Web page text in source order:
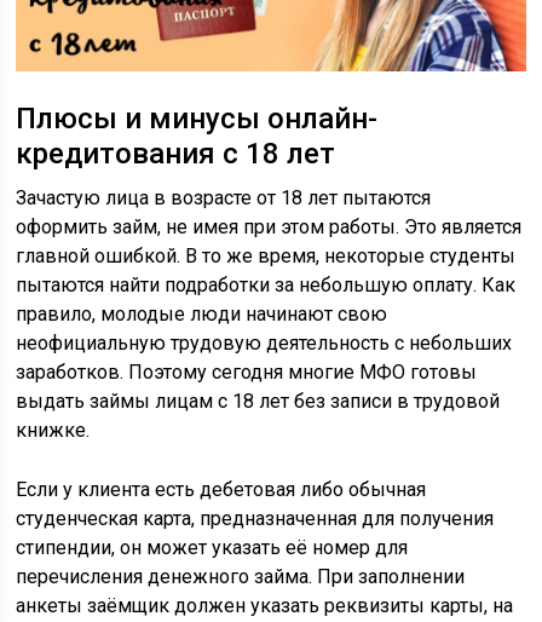
Плюсы и минусы онлайн-
кредитования с 18 лет
Зачастую лица в возрасте от 18 лет пытаются
оформить займ, не имея при этом работы. Это является
главной ошибкой. В то же время, некоторые студенты
пытаются найти подработки за небольшую оплату. Как
правило, молодые люди начинают свою
неофициальную трудовую деятельность с небольших
заработков. Поэтому сегодня многие МФО готовы
выдать займы лицам с 18 лет без записи в трудовой
книжке.
Если у клиента есть дебетовая либо обычная
студенческая карта, предназначенная для получения
стипендии, он может указать её номер для
перечисления денежного займа. При заполнении
анкеты заёмщик должен указать реквизиты карты, на